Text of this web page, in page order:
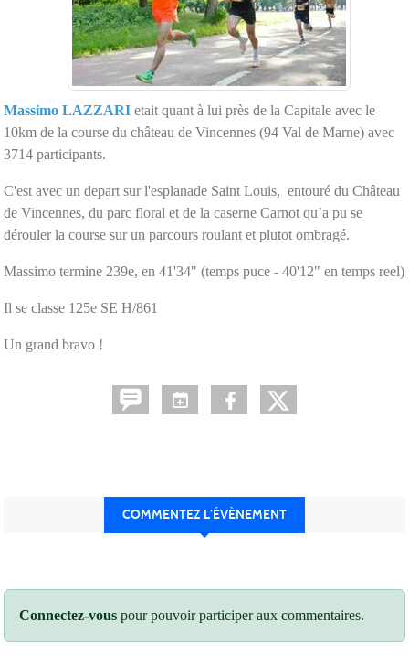
Massimo LAZZARI etait quant à lui près de la Capitale avec le
10km de la course du château de Vincennes (94 Val de Marne) avec
3714 participants.
C'est avec un depart sur l'esplanade Saint Louis, entouré du Château
de Vincennes, du parc floral et de la caserne Carnot qu’a pu se
dérouler la course sur un parcours roulant et plutot ombragé.
Massimo termine 239e, en 41'34" (temps puce - 40'12" en temps reel)
Il se classe 125e SE H/861
Un grand bravo !
COMMENTEZ L’ÉVÈNEMENT
Connectez-vous pour pouvoir participer aux commentaires.